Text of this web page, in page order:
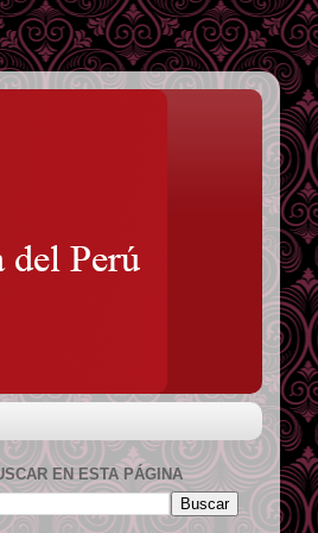
EN ESTA PÁGINA